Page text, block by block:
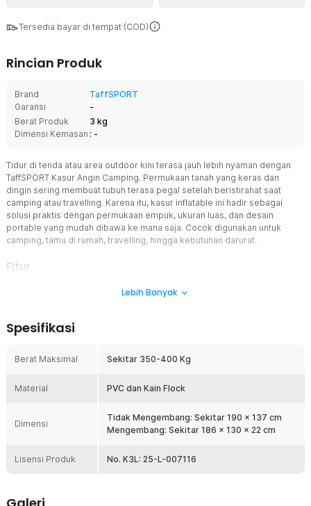
Tersedia bayar di tempat (COD)
Rincian Produk
Brand
TaffSPORT
Garansi
-
Berat Produk
3 kg
Dimensi Kemasan : -
Tidur di tenda atau area outdoor kini terasa jauh lebih nyaman dengan
TaffSPORT Kasur Angin Camping. Permukaan tanah yang keras dan
dingin sering membuat tubuh terasa pegal setelah beristirahat saat
camping atau travelling. Karena itu, kasur inflatable ini hadir sebagai
solusi praktis dengan permukaan empuk, ukuran luas, dan desain
portable yang mudah dibawa ke mana saja. Cocok digunakan untuk
camping, tamu di rumah, travelling, hingga kebutuhan darurat.
Fitur
ermukaan Flocked Fabric yang Lembut
kulit. Permukaannya terasa lebih halus dibanding kasur angin biasa
flock juga membantu sleeping bag atau selimut tidak mudah
Dukungan Nyaman untuk Tulang Belakang
menopang tubuh dan menjaga posisi tidur lebih nyaman. Kontur
udara membantu mendistribusikan tekanan tubuh secara merata
sehingga mengurangi rasa pegal pada punggung dan leher setelah
dalam waktu lama di area outdoor.
Dengan ukuran mengembang sekitar 186 x 130 x 22 cm, kasur
Lebih Banyak
Spesifikasi
Berat Maksimal Sekitar 350-400 Kg
Material PVC dan Kain Flock
Dimensi
Tidak Mengembang: Sekitar 190 x 137 cm
Mengembang: Sekitar 186 x 130 x 22 cm
Lisensi Produk No. K3L: 25-L-007116